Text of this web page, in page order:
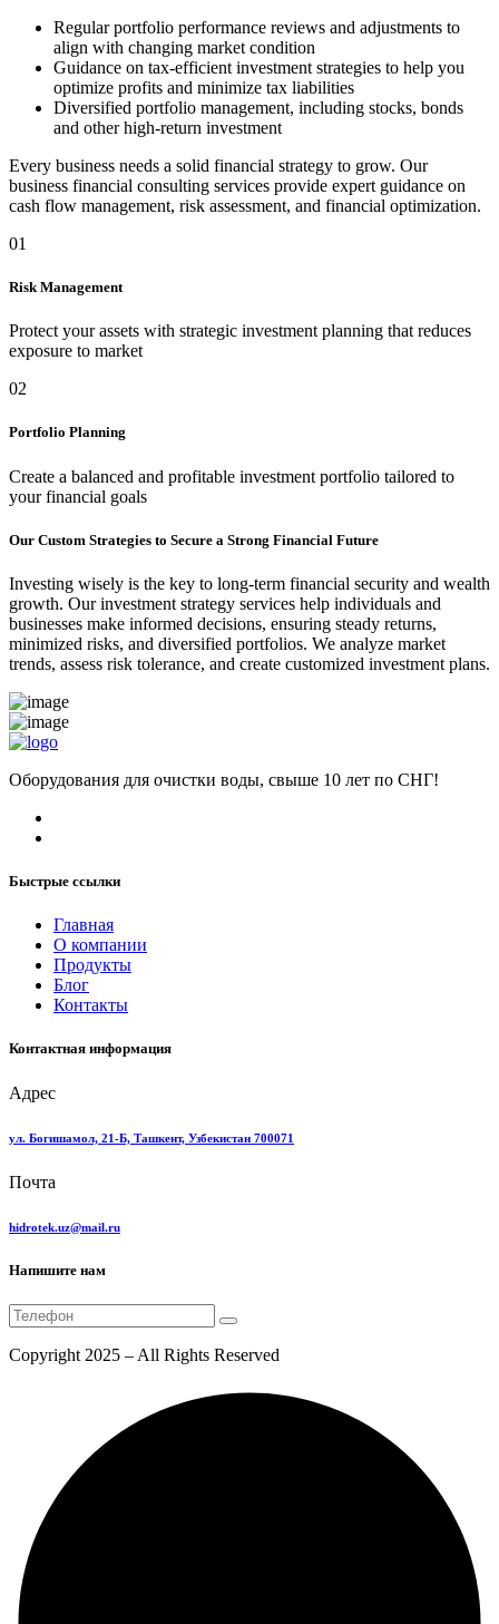
Regular portfolio performance reviews and adjustments to
align with changing market condition
Guidance on tax-efficient investment strategies to help you
optimize profits and minimize tax liabilities
Diversified portfolio management, including stocks, bonds
and other high-return investment
Every business needs a solid financial strategy to grow. Our
business financial consulting services provide expert guidance on
cash flow management, risk assessment, and financial optimization.
01
Risk Management
Protect your assets with strategic investment planning that reduces
exposure to market
02
Portfolio Planning
Create a balanced and profitable investment portfolio tailored to
your financial goals
Our Custom Strategies to Secure a Strong Financial Future
Investing wisely is the key to long-term financial security and wealth
growth. Our investment strategy services help individuals and
businesses make informed decisions, ensuring steady returns,
minimized risks, and diversified portfolios. We analyze market
trends, assess risk tolerance, and create customized investment plans.
Оборудования для очистки воды, свыше 10 лет по СНГ!
Быстрые ссылки
Главная
О компании
Продукты
Блог
Контакты
Контактная информация
Адрес
ул. Богишамол, 21-Б, Ташкент, Узбекистан 700071
Почта
hidrotek.uz@mail.ru
Напишите нам
Copyright 2025 – All Rights Reserved